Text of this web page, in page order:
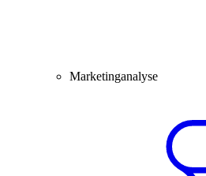
Marketinganalyse